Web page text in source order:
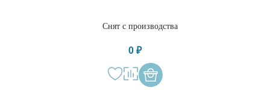
Снят с производства
0 ₽